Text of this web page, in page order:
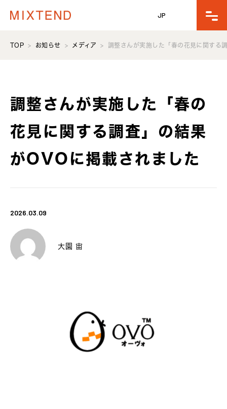
JP
TOP お知らせ メディア 調整さんが実施した「春の花見に関する
調整さんが実施した「春の
花見に関する調査」の結果
がOVOに掲載されました
2026.03.09
大園 宙